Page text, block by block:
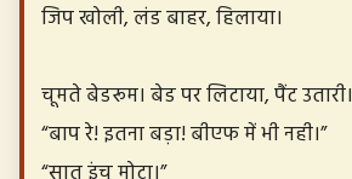
जिप खोली, लंड बाहर, हिलाया।
चूमते बेडरूम। बेड पर लिटाया, पैंट उतारी।
“बाप रे! इतना बड़ा! बीएफ में भी नही।”